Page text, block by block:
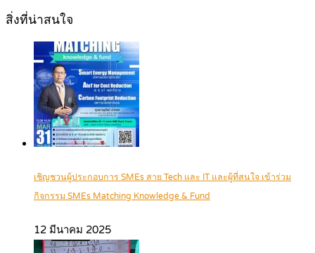
สิ่งที่น่าสนใจ
เชิญชวนผู้ประกอบการ SMEs สาย Tech และ IT และผู้ที่สนใจ เข้าร่วม
กิจกรรม SMEs Matching Knowledge & Fund
12 มีนาคม 2025